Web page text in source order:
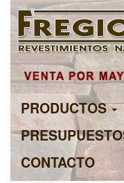
PRODUCTOS
CONTACTO